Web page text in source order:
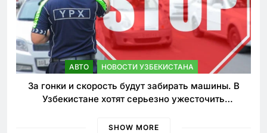
АВТО НОВОСТИ УЗБЕКИСТАНА
За гонки и скорость будут забирать машины. В
Узбекистане хотят серьезно ужесточить
SHOW MORE